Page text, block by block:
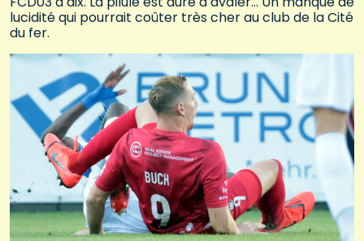
lucidité qui pourrait coûter très cher au club de la Cité
du fer.